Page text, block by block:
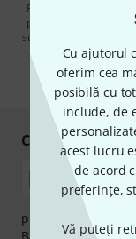
Cu ajutorul
oferim cea
posibilă cu
include, de
acest lucru
de acord
preferințe,
Vă puteți
Făcând clic pe
prin e-mail. Vă puteți
suplimentare despre
Cumpărați și
plata se poate